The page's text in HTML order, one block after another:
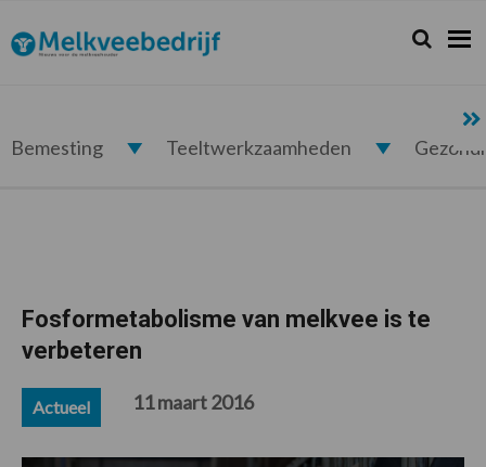
de
hoofdnavigatie
de
hoofd
de
eerste
de
voettekst
Melkveebedrijf.nl Zoeken...
Zoek
Bemesting Teeltwerkzaamheden
Fosformetabolisme van melkvee is te
verbeteren
Actueel 11 maart 2016